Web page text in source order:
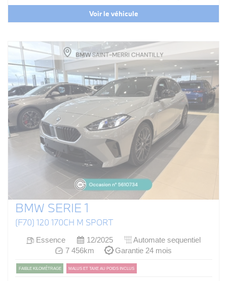
Voir le véhicule
BMW SERIE 1
(F70) 120 170CH M SPORT
Essence 12/2025
Automate sequentiel
7 456km
Garantie 24 mois
FAIBLE KILOMÉTRAGE MALUS ET TAXE AU POIDS INCLUS